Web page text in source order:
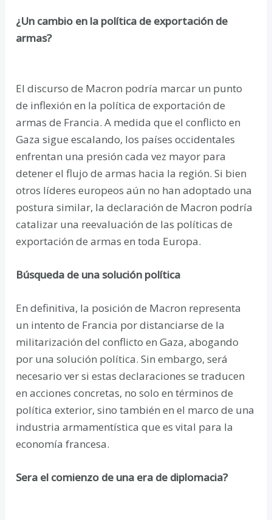
¿Un cambio en la política de exportación de
armas?
El discurso de Macron podría marcar un punto
de inflexión en la política de exportación de
armas de Francia. A medida que el conflicto en
Gaza sigue escalando, los países occidentales
enfrentan una presión cada vez mayor para
detener el flujo de armas hacia la región. Si bien
otros líderes europeos aún no han adoptado una
postura similar, la declaración de Macron podría
catalizar una reevaluación de las políticas de
exportación de armas en toda Europa.
Búsqueda de una solución política
En definitiva, la posición de Macron representa
un intento de Francia por distanciarse de la
militarización del conflicto en Gaza, abogando
por una solución política. Sin embargo, será
necesario ver si estas declaraciones se traducen
en acciones concretas, no solo en términos de
política exterior, sino también en el marco de una
industria armamentística que es vital para la
economía francesa.
Sera el comienzo de una era de diplomacia?